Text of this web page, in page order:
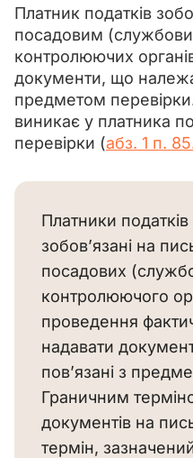
Платник податків
посадовим
контролюючих
документи, що
предметом
виникає у платника
перевірки (абз. 1 п.
Платники
зобов’язані на
посадових
контролюючого
проведення
надавати
пов’язані з
Граничним
документів на
термін,